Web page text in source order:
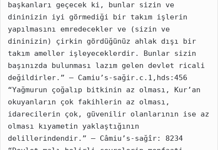
başkanları geçecek ki, bunlar sizin ve
dininizin iyi görmediği bir takım işlerin
yapılmasını emredecekler ve (sizin ve
dininizin) çirkin gördüğünüz ahlak dışı bir
takım ameller işleyeceklerdir. Bunlar sizin
başınızda bulunması lazım gelen devlet ricali
değildirler.” – Camiu’s-sağir.c.1,hds:456
“Yağmurun çoğalıp bitkinin az olması, Kur’an
okuyanların çok fakihlerin az olması,
idarecilerin çok, güvenilir olanlarının ise az
olması kıyametin yaklaştığının
delillerindendir.” – Câmiu’s-sağîr: 8234